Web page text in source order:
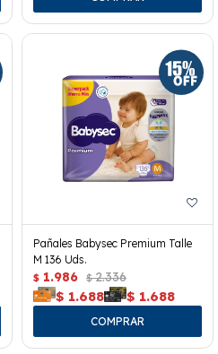
Pañales Babysec Premium Talle
M 136 Uds.
$ 1.986 $ 2.336
$ 1.688 $ 1.688